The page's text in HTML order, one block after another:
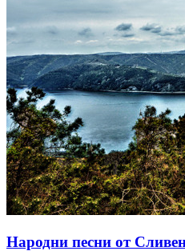
Народни песни от